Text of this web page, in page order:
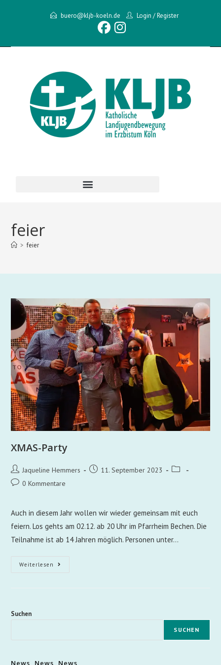
buero@kljb-koeln.de Login /Register
feier
> feier
XMAS-Party
Jaqueline Hemmers
11. September 2023
0 Kommentare
Auch in diesem Jahr wollen wir wieder gemeinsam mit euch
feiern. Los gehts am 02.12. ab 20 Uhr im Pfarrheim Bechen. Die
Teilnahme ist ab 14 Jahren möglich. Personen unter…
Weiterlesen
Suchen
SUCHEN
News, News, News